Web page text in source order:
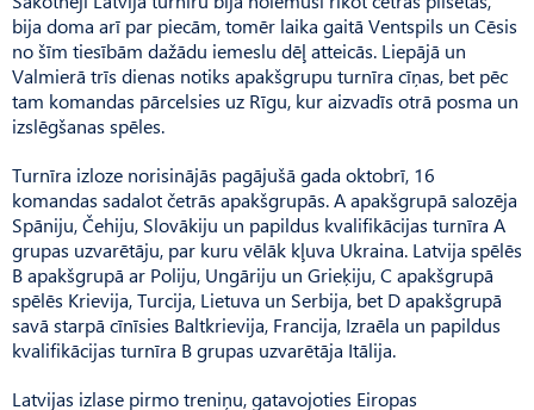
bija doma arī par piecām, tomēr laika gaitā Ventspils un Cēsis
no šīm tiesībām dažādu iemeslu dēļ atteicās. Liepājā un
Valmierā trīs dienas notiks apakšgrupu turnīra cīņas, bet pēc
tam komandas pārcelsies uz Rīgu, kur aizvadīs otrā posma un
izslēgšanas spēles.
Turnīra izloze norisinājās pagājušā gada oktobrī, 16
komandas sadalot četrās apakšgrupās. A apakšgrupā salozēja
Spāniju, Čehiju, Slovākiju un papildus kvalifikācijas turnīra A
grupas uzvarētāju, par kuru vēlāk kļuva Ukraina. Latvija spēlēs
B apakšgrupā ar Poliju, Ungāriju un Grieķiju, C apakšgrupā
spēlēs Krievija, Turcija, Lietuva un Serbija, bet D apakšgrupā
savā starpā cīnīsies Baltkrievija, Francija, Izraēla un papildus
kvalifikācijas turnīra B grupas uzvarētāja Itālija.
Latvijas izlase pirmo treniņu, gatavojoties Eiropas